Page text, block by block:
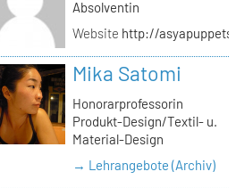
Absolventin
Website http://
Mika Satomi
Honorarprofessorin
Produkt-Design/Textil- u.
Material-Design
→ Lehrangebote (Archiv)